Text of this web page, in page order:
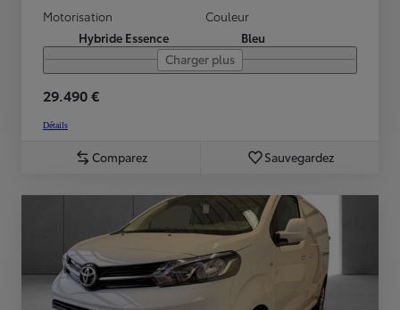
Motorisation
Hybride Essence
Couleur
Bleu
Charger plus
29.490 €
Détails
Comparez Sauvegardez